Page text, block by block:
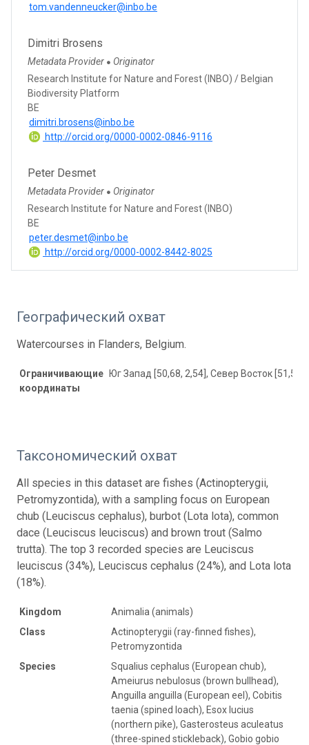
tom.vandenneucker@inbo.be
Dimitri Brosens
Metadata Provider ● Originator
Research Institute for Nature and Forest (INBO) / Belgian
Biodiversity Platform
BE
dimitri.brosens@inbo.be
http://orcid.org/0000-0002-0846-9116
Peter Desmet
Metadata Provider ● Originator
Research Institute for Nature and Forest (INBO)
BE
peter.desmet@inbo.be
http://orcid.org/0000-0002-8442-8025
Географический охват
Watercourses in Flanders, Belgium.
Ограничивающие
координаты
Юг Запад [50,68, 2,54], Север Восток [51,51,
Таксономический охват
All species in this dataset are fishes (Actinopterygii,
Petromyzontida), with a sampling focus on European
chub (Leuciscus cephalus), burbot (Lota lota), common
dace (Leuciscus leuciscus) and brown trout (Salmo
trutta). The top 3 recorded species are Leuciscus
leuciscus (34%), Leuciscus cephalus (24%), and Lota lota
(18%).
Kingdom
Animalia (animals)
Class
Actinopterygii (ray-finned fishes),
Petromyzontida
Species
Squalius cephalus (European chub),
Ameiurus nebulosus (brown bullhead),
Anguilla anguilla (European eel), Cobitis
taenia (spined loach), Esox lucius
(northern pike), Gasterosteus aculeatus
(three-spined stickleback), Gobio gobio